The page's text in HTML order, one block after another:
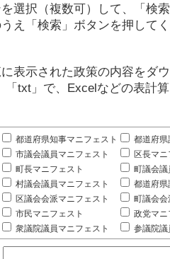
選択（複数可）して、「検
え「検索」ボタンを押してく
表示された政策の内容をダウ
「txt」で、Excelなどの表計
都道府県知事マニフェスト 都道府県
市議会議員マニフェスト
区長マニ
町長マニフェスト
町議会議
村議会議員マニフェスト
都道府県
区議会会派マニフェスト
町議会会
市民マニフェスト
政党マニ
衆議院議員マニフェスト
参議院議